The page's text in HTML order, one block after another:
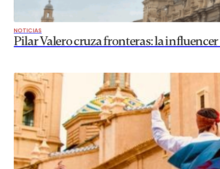
NOTICIAS
Pilar Valero cruza fronteras: la influencer